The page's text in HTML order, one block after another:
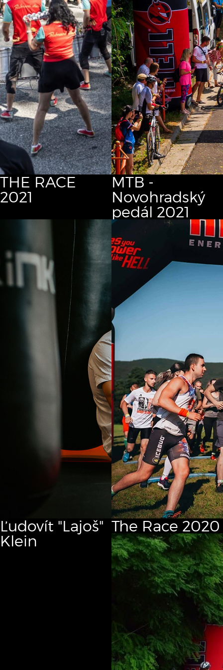
THE RACE
2021
MTB -
Novohradský
pedál 2021
Ľudovít "Lajoš"
Klein
The Race 2020